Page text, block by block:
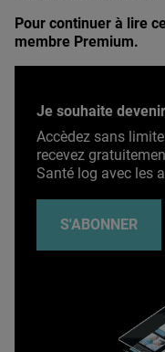
Pour continuer à lire
membre Premium.
Je souhaite
Accèdez sans
recevez
Santé log avec les
S'ABONNER